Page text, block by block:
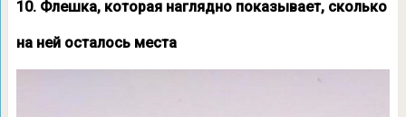
10. Флешка, которая наглядно показывает, сколько
на ней осталось места